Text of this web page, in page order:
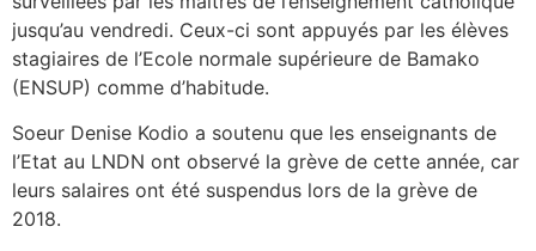
jusqu’au vendredi. Ceux-ci sont appuyés par les élèves
stagiaires de l’Ecole normale supérieure de Bamako
(ENSUP) comme d’habitude.
Soeur Denise Kodio a soutenu que les enseignants de
l’Etat au LNDN ont observé la grève de cette année, car
leurs salaires ont été suspendus lors de la grève de
2018.